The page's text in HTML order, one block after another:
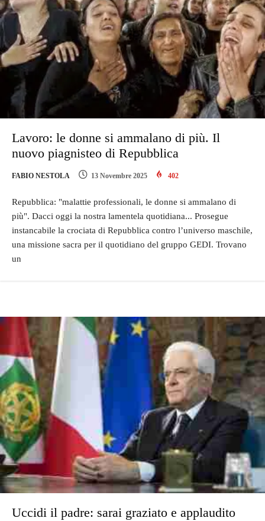
Lavoro: le donne si ammalano di più. Il
nuovo piagnisteo di Repubblica
FABIO NESTOLA 13 Novembre 2025 402
Repubblica: "malattie professionali, le donne si ammalano di
più". Dacci oggi la nostra lamentela quotidiana... Prosegue
instancabile la crociata di Repubblica contro l’universo maschile,
una missione sacra per il quotidiano del gruppo GEDI. Trovano
un
Uccidi il padre: sarai graziato e applaudito